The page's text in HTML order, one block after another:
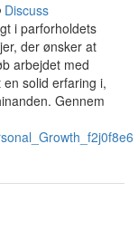
Discuss
i parforholdets
der ønsker at
arbejdet med
solid erfaring i,
Gennem